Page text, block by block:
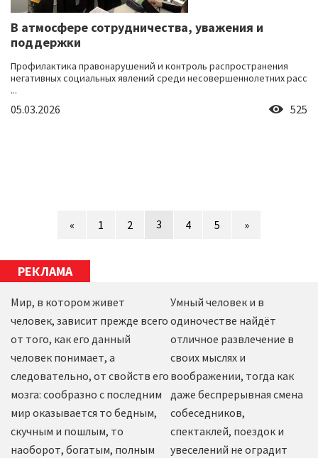
В атмосфере сотрудничества, уважения и
поддержки
Профилактика правонарушений и контроль распространения
негативных социальных явлений среди несовершеннолетних расс
...
05.03.2026 525
« 1 2 3 4 5 »
РЕКЛАМА
Мир, в котором живет
человек, зависит прежде всего
от того, как его данный
человек понимает, а
следовательно, от свойств его
мозга: сообразно с последним
мир оказывается то бедным,
скучным и пошлым, то
наоборот, богатым, полным
Умный человек и в
одиночестве найдёт
отличное развлечение в
своих мыслях и
воображении, тогда как
даже беспрерывная смена
собеседников,
спектаклей, поездок и
увеселений не оградит